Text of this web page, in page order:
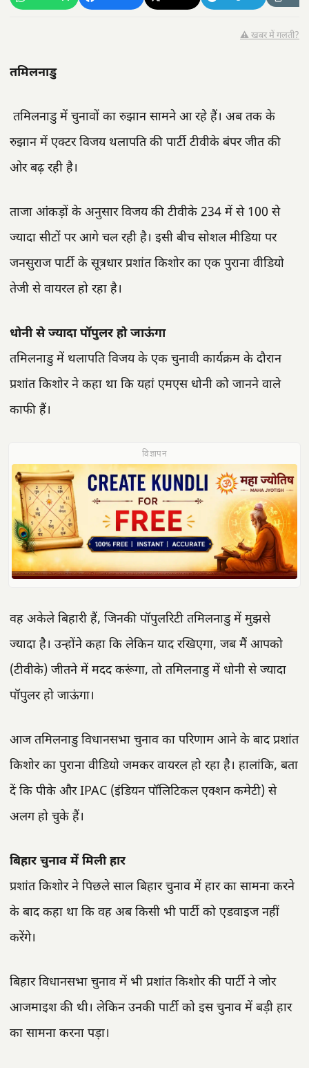
⚠️ खबर में गलती?
तमिलनाडु
तमिलनाडु में चुनावों का रुझान सामने आ रहे हैं। अब तक के
रुझान में एक्टर विजय थलापति की पार्टी टीवीके बंपर जीत की
ओर बढ़ रही है।
ताजा आंकड़ों के अनुसार विजय की टीवीके 234 में से 100 से
ज्यादा सीटों पर आगे चल रही है। इसी बीच सोशल मीडिया पर
जनसुराज पार्टी के सूत्रधार प्रशांत किशोर का एक पुराना वीडियो
तेजी से वायरल हो रहा है।
धोनी से ज्‍यादा पॉपुलर हो जाऊंगा
तमिलनाडु में थलापति विजय के एक चुनावी कार्यक्रम के दौरान
प्रशांत किशोर ने कहा था कि यहां एमएस धोनी को जानने वाले
काफी हैं।
विज्ञापन
वह अकेले बिहारी हैं, जिनकी पॉपुलरिटी तमिलनाडु में मुझसे
ज्‍यादा है। उन्होंने कहा कि लेकिन याद रखिएगा, जब मैं आपको
(टीवीके) जीतने में मदद करूंगा, तो तमिलनाडु में धोनी से ज्‍यादा
पॉपुलर हो जाऊंगा।
आज तमिलनाडु विधानसभा चुनाव का परिणाम आने के बाद प्रशांत
किशोर का पुराना वीडियो जमकर वायरल हो रहा है। हालांकि, बता
दें कि पीके और IPAC (इंडियन पॉलिटिकल एक्शन कमेटी) से
अलग हो चुके हैं।
बिहार चुनाव में मिली हार
प्रशांत किशोर ने पिछले साल बिहार चुनाव में हार का सामना करने
के बाद कहा था कि वह अब किसी भी पार्टी को एडवाइज नहीं
करेंगे।
बिहार विधानसभा चुनाव में भी प्रशांत किशोर की पार्टी ने जोर
आजमाइश की थी। लेकिन उनकी पार्टी को इस चुनाव में बड़ी हार
का सामना करना पड़ा।